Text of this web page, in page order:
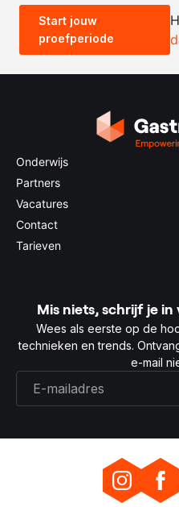
0.5x 1x 2x
Start jouw
proefperiode
Onderwijs
Partners
Vacatures
Contact
Tarieven
Mis niets, schrijf je
Wees als eerste op de
technieken en trends.
e-mail